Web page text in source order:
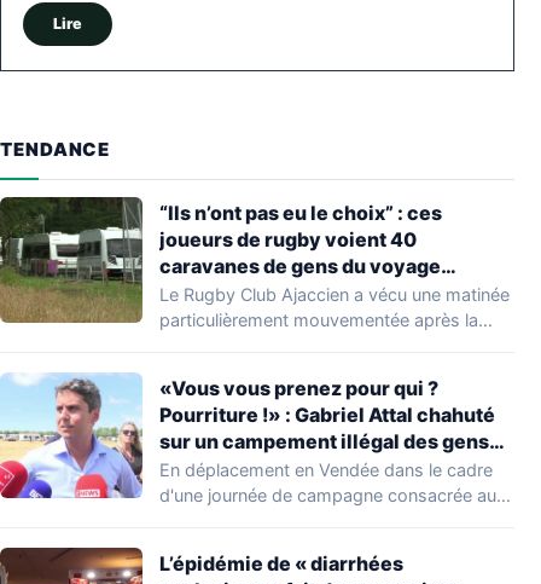
Lire
TENDANCE
“Ils n’ont pas eu le choix” : ces
joueurs de rugby voient 40
caravanes de gens du voyage
s’installer dans leur stade, ils les
délogent en moins d’1 heure
Le Rugby Club Ajaccien a vécu une matinée
particulièrement mouvementée après la
«Vous vous prenez pour qui ?
Pourriture !» : Gabriel Attal chahuté
sur un campement illégal des gens
du voyage
En déplacement en Vendée dans le cadre
d'une journée de campagne consacrée aux
L’épidémie de « diarrhées